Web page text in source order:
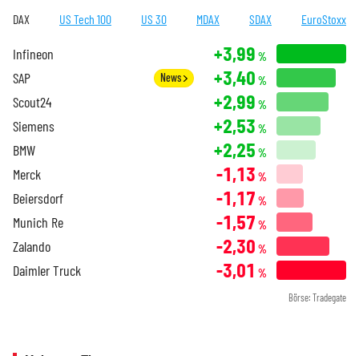
DAX US Tech 100 US 30 MDAX SDAX EuroStoxx
Infineon +3,99 %
SAP News +3,40 %
Scout24 +2,99 %
Siemens +2,53 %
BMW +2,25 %
Merck -1,13 %
Beiersdorf -1,17 %
Munich Re -1,57 %
Zalando -2,30 %
Daimler Truck -3,01 %
Börse: Tradegate